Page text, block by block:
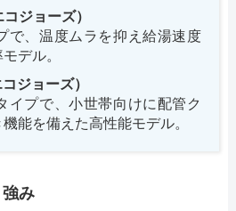
ジョーズ）
で、温度ムラを抑え給湯速度
デル。
ジョーズ）
イプで、小世帯向けに配管ク
能を備えた高性能モデル。
み